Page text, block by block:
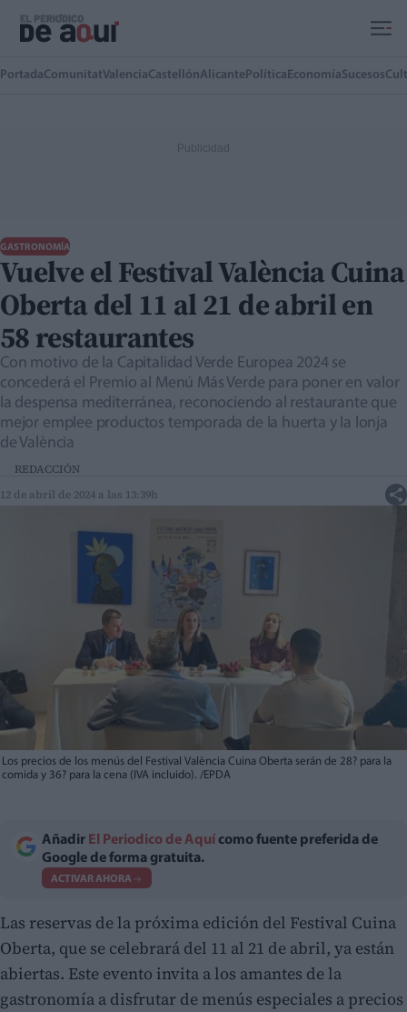
PortadaComunitatValenciaCastellónAlicante Política EconomíaSucesos
GASTRONOMÍA
Vuelve el Festival València Cuina
Oberta del 11 al 21 de abril en
58 restaurantes
Con motivo de la Capitalidad Verde Europea 2024 se
concederá el Premio al Menú Más Verde para poner en valor
la despensa mediterránea, reconociendo al restaurante que
mejor emplee productos temporada de la huerta y la lonja
de València
REDACCIÓN
12 de abril de 2024 a las 13:39h
Los precios de los menús del Festival València Cuina Oberta serán de 28? para la
comida y 36? para la cena (IVA incluido). /EPDA
Añadir El Periodico de Aquí como fuente preferida de
Google de forma gratuita.
ACTIVAR AHORA
Las reservas de la próxima edición del Festival Cuina
Oberta, que se celebrará del 11 al 21 de abril, ya están
abiertas. Este evento invita a los amantes de la
gastronomía a disfrutar de menús especiales a precios